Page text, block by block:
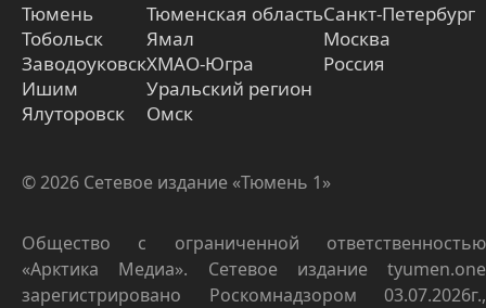
Тюмень
Тобольск
Заводоуковск
Ишим
Ялуторовск
Тюменская область
Ямал
ХМАО-Югра
Уральский регион
Омск
Санкт-Петербург
Москва
Россия
© 2026 Сетевое издание «Тюмень 1»
Общество с ограниченной ответственностью
«Арктика Медиа». Сетевое издание tyumen.one
зарегистрировано Роскомнадзором 03.07.2026г.,